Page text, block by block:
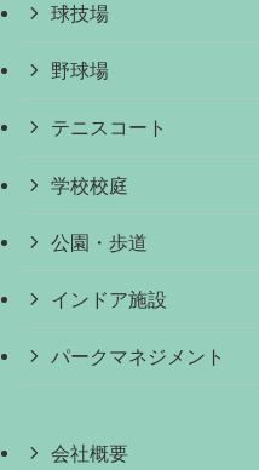
球技場
野球場
テニスコート
学校校庭
公園・歩道
インドア施設
パークマネジメント
会社概要